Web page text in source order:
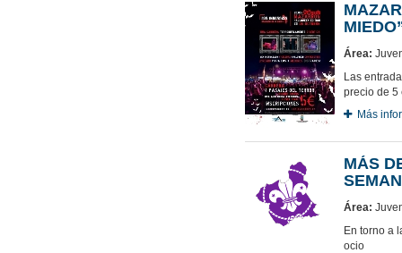
Área:
Las
precio de 5
Más
MÁS
Área:
En torno a
ocio